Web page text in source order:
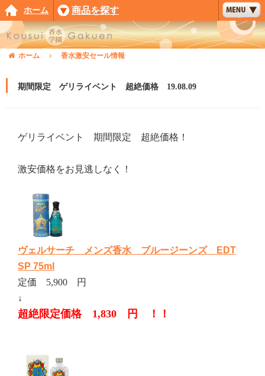
ホーム 商品を探す
ホーム 香水激安セール情報
期間限定 ゲリライベント 超絶価格 19.08.09
ゲリライベント 期間限定 超絶価格！
激安価格をお見逃しなく！
ヴェルサーチ メンズ香水 ブルージーンズ EDT
SP 75ml
定価 5,900 円
↓
超絶限定価格 1,830 円 ！！